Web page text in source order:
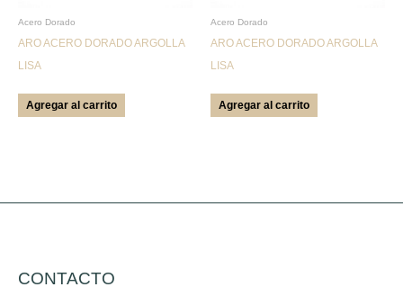
Acero Dorado
ARO ACERO DORADO ARGOLLA
LISA
Agregar al carrito
Acero Dorado
ARO ACERO DORADO ARGOLLA
LISA
Agregar al carrito
CONTACTO